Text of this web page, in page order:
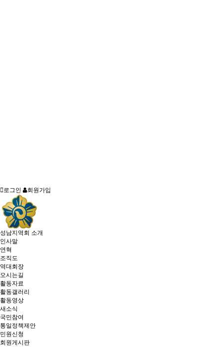
로그인 회원가입
성남지역회 소개
인사말
연혁
조직도
역대회장
오시는길
활동자료
활동갤러리
활동영상
새소식
국민참여
통일정책제안
민원신청
회원게시판